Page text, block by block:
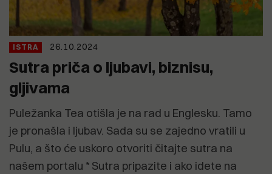
ISTRA 26.10.2024
Sutra priča o ljubavi, biznisu,
gljivama
Puležanka Tea otišla je na rad u Englesku. Tamo
je pronašla i ljubav. Sada su se zajedno vratili u
Pulu, a što će uskoro otvoriti čitajte sutra na
našem portalu * Sutra pripazite i ako idete na